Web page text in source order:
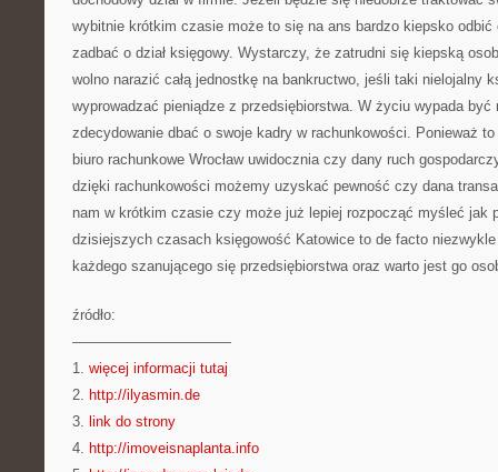
wybitnie krótkim czasie może to się na ans bardzo kiepsko odbić
zadbać o dział księgowy. Wystarczy, że zatrudni się kiepską
wolno narazić całą jednostkę na bankructwo, jeśli taki nielojalny
wyprowadzać pieniądze z przedsiębiorstwa. W życiu wypada być
zdecydowanie dbać o swoje kadry w rachunkowości. Ponieważ to
biuro rachunkowe Wrocław uwidocznia czy dany ruch
dzięki rachunkowości możemy uzyskać pewność czy dana
nam w krótkim czasie czy może już lepiej rozpocząć myśleć jak
dzisiejszych czasach księgowość Katowice to de facto niezwykle
każdego szanującego się przedsiębiorstwa oraz warto jest go
źródło:
———————————
1. więcej informacji tutaj
2. http://ilyasmin.de
3. link do strony
4. http://imoveisnaplanta.info